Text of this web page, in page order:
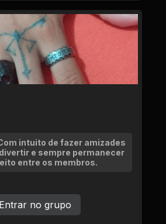
intuito de fazer amizades
e sempre permanecer
entre os membros.
Entrar no grupo